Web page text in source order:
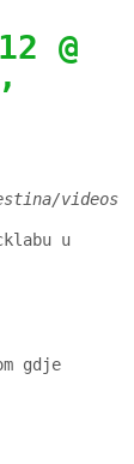
@
videos
u
gdje